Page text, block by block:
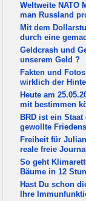
Weltweite NATO
man Russland
Mit dem
durch eine
Geldcrash und
unserem Geld ?
Fakten und
wirklich der
Heute am
mit bestimmen
BRD ist ein
gewollte
Freiheit für
reale freie
So geht
Bäume in 12
Hast Du schon
Ihre